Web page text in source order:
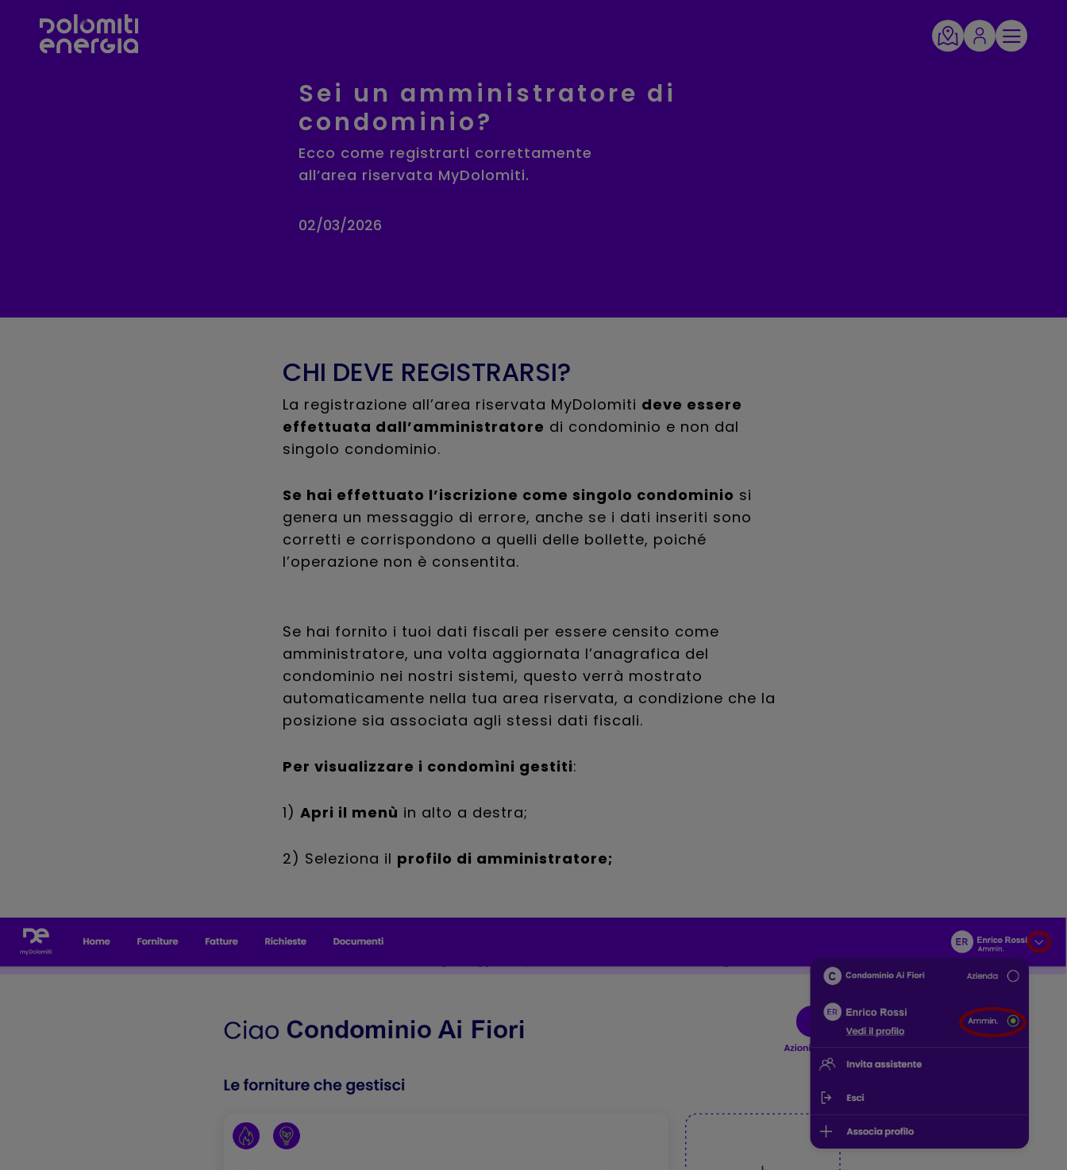
Sei un amministratore di
condominio?
Ecco come registrarti correttamente
all’area riservata MyDolomiti.
02/03/2026
CHI DEVE REGISTRARSI?
La registrazione all’area riservata MyDolomiti deve essere
effettuata dall’amministratore di condominio e non dal
singolo condominio.
Se hai effettuato l’iscrizione come singolo condominio si
genera un messaggio di errore, anche se i dati inseriti sono
corretti e corrispondono a quelli delle bollette, poiché
l’operazione non è consentita.
Se hai fornito i tuoi dati fiscali per essere censito come
amministratore, una volta aggiornata l’anagrafica del
condominio nei nostri sistemi, questo verrà mostrato
automaticamente nella tua area riservata, a condizione che la
posizione sia associata agli stessi dati fiscali.
Per visualizzare i condomìni gestiti:
1) Apri il menù in alto a destra;
2) Seleziona il profilo di amministratore;